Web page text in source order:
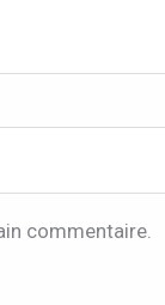
commentaire.